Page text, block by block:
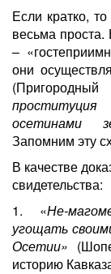
Если кратко,
весьма проста.
–
они
осетинами
Запомним эту
В качестве
свидетельства:
1. «Не-
угощать
Осетии»
историю